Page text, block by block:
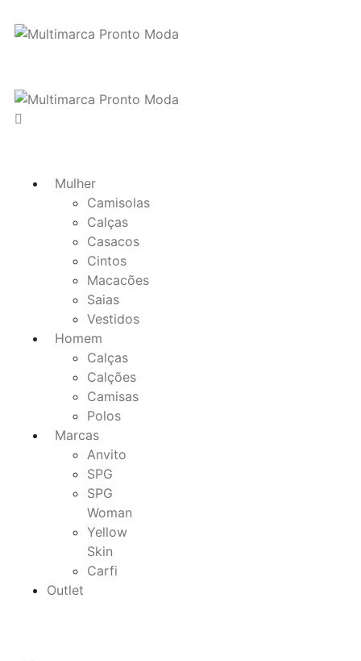
Mulher
Camisolas
Calças
Casacos
Cintos
Macacões
Saias
Vestidos
Homem
Calças
Calções
Camisas
Polos
Marcas
Anvito
SPG
SPG
Woman
Yellow
Skin
Carfi
Outlet